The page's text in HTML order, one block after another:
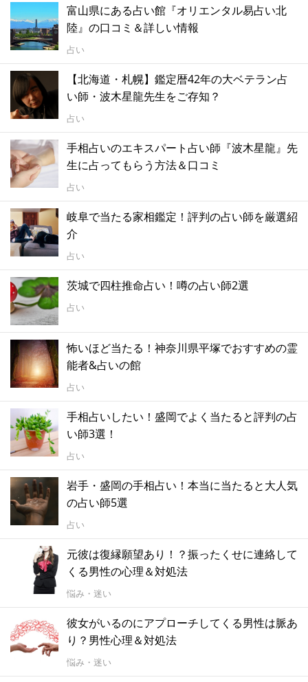
富山県にある占い館『オリエンタル易占い北
陸』の口コミ＆詳しい情報
占い
【北海道・札幌】鑑定暦42年の大ベテラン占
い師・波木星龍先生をご存知？
占い
手相占いのエキスパート占い師『波木星龍』先
生に占ってもらう方法＆口コミ
占い
岐阜で当たる家相鑑定！評判の占い師を厳選紹
介
占い
茨城で四柱推命占い！噂の占い師2選
占い
怖いほど当たる！神奈川県平塚でおすすめの霊
能者&占いの館
占い
手相占いしたい！盛岡でよく当たると評判の占
い師3選！
占い
岩手・盛岡の手相占い！本当に当たると大人気
の占い師5選
占い
元彼は復縁願望あり！？振ったくせに連絡して
くる男性の心理＆対処法
悩み・迷い
彼女がいるのにアプローチしてくる男性は脈あ
り？男性心理＆対処法
悩み・迷い